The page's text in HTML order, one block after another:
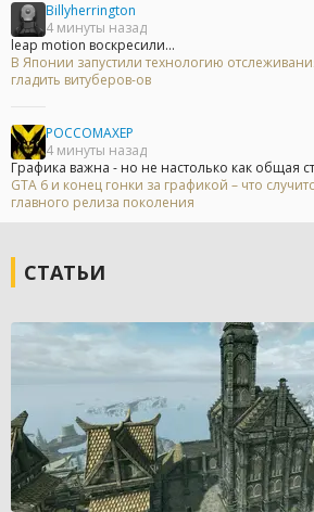
Billyherrington
4 минуты назад
leap motion воскресили...
В Японии запустили технологию
гладить витуберов-ов
POCCOMAXEP
4 минуты назад
Графика важна - но не настолько как общая
GTA 6 и конец гонки за графикой – что
главного релиза поколения
СТАТЬИ